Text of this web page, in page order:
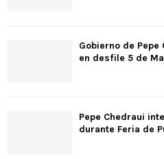
Gobierno de
en desfile 5 de
Pepe Chedraui
durante Feria de